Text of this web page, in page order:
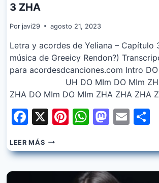
3 ZHA
Por javi29 agosto 21, 2023
Letra y acordes de Yeliana – Capítulo
música de Greeicy Rendon?)
para acordesdcanciones.com Intro
UH DO MIm DO MIm ZHA
ZHA DO MIm DO MIm ZHA ZHA ZHA
Facebook
X Pinterest
WhatsApp
LEER MÁSGREEICY,
DANNY
OCEAN